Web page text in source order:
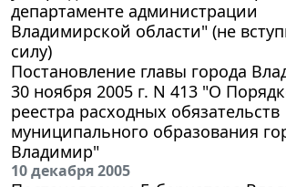
департаменте администрации
Владимирской области" (не
силу)
Постановление главы города
30 ноября 2005 г. N 413 "О
реестра расходных обязательств
муниципального образования
Владимир"
10 декабря 2005